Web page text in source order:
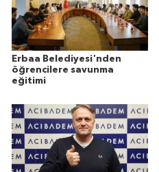
Erbaa Belediyesi'nden
öğrencilere savunma
eğitimi